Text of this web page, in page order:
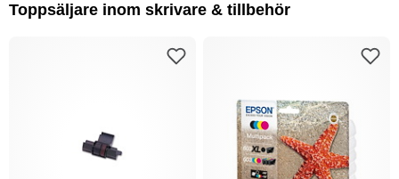
Toppsäljare inom skrivare & tillbehör